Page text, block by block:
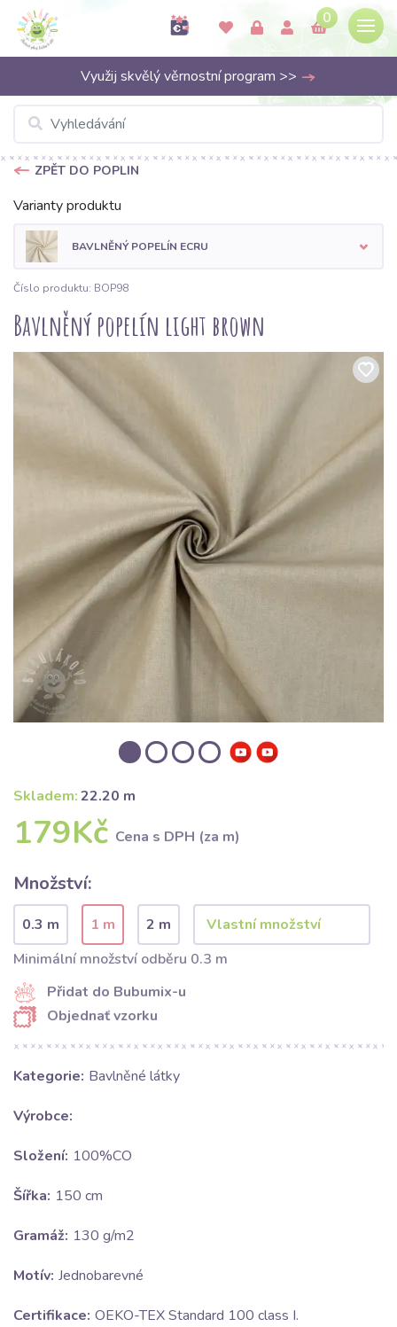
0
Využij skvělý věrnostní program >>
ZPĚT DO POPLIN
Varianty produktu
BAVLNĚNÝ POPELÍN ECRU
Číslo produktu: BOP98
Bavlněný popelín light brown
Skladem:22.20 m
179Kč Cena s DPH (za m)
Množství:
0.3 m 1 m
2 m
Minimální množství odběru 0.3 m
Přidat do Bubumix-u
Objednať vzorku
Kategorie: Bavlněné látky
Výrobce:
Složení: 100%CO
Šířka: 150 cm
Gramáž: 130 g/m2
Motív: Jednobarevné
Certifikace: OEKO-TEX Standard 100 class I.